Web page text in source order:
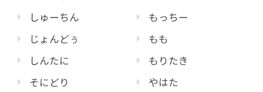
しゅーちん
じょんどぅ
しんたに
そにどり
もっちー
もも
もりたき
やはた